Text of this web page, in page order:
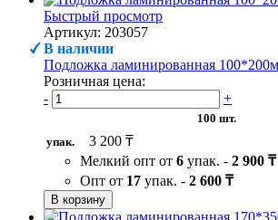
Быстрый просмотр
Артикул: 203057
В наличии
Подложка ламинированная
Розничная цена:
-
+
100 шт.
упак.
3 200 ₸
Мелкий опт от 6 упак. - 2 900 ₸
Опт от 17 упак. - 2 600 ₸
В корзину